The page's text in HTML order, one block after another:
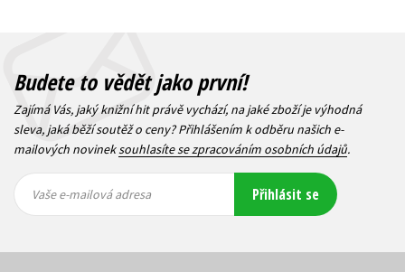
Budete to vědět jako první!
Zajímá Vás, jaký knižní hit právě vychází, na jaké zboží je výhodná
sleva, jaká běží soutěž o ceny? Přihlášením k odběru našich e-
mailových novineksouhlasíte se zpracováním osobních údajů.
mailová
mailová
Vaše e-mailová adresa Přihlásit se